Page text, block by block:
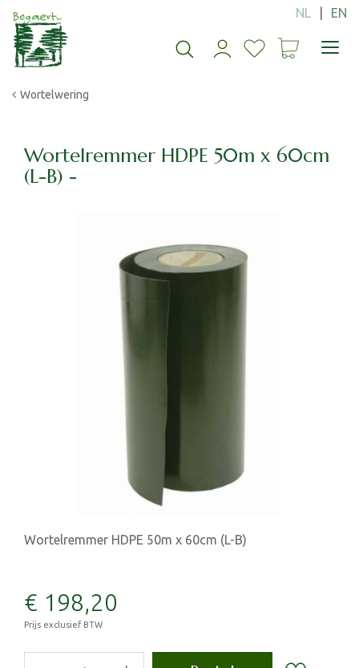
Wortelwering
Wortelremmer HDPE 50m x 60cm
(L-B) -
Wortelremmer HDPE 50m x 60cm (L-B)
€ 198,20
Prijs exclusief BTW